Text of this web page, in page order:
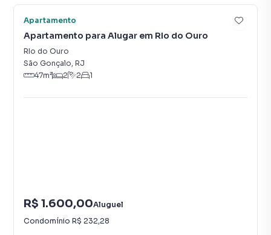
Apartamento
Apartamento para Alugar em RIo do Ouro
RIo do Ouro
São Gonçalo, RJ
47m² 2 2 1
R$ 1.600,00Aluguel
Condomínio R$ 232,28